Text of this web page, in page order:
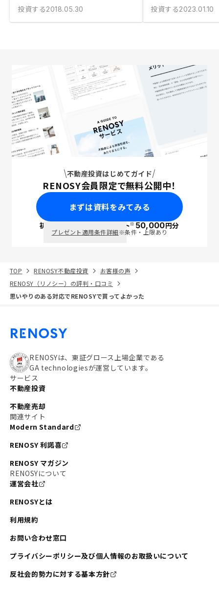
投資する2018.05.30
投資する2023.01.10
不動産投資はじめてガイド
RENOSY会員限定で無料公開中！
まずは資料をみてみる
初回面談で ポイント※50,000円分
プレゼント適用条件詳細※条件・上限あり
TOP RENOSY不動産投資
お客様の声
RENOSY（リノシー）の評判・口コミ
思いやりのある対応でRENOSYで買ってよかった
RENOSYは、東証グロース上場企業である
GA technologiesが運営しています。
サービス
不動産投資
不動産売却
関連サイト
Modern Standard
RENOSY 利諾喜
RENOSY マガジン
RENOSYについて
運営会社
RENOSYとは
利用規約
お問い合わせ窓口
プライバシーポリシー及び個人情報のお取扱いについて
反社会的勢力に対する基本方針